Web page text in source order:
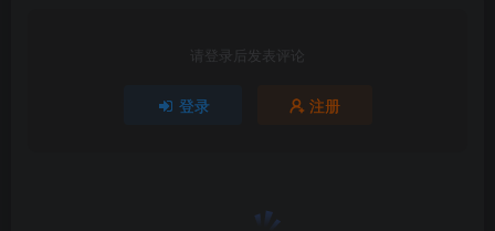
请登录后发表评论
登录 注册